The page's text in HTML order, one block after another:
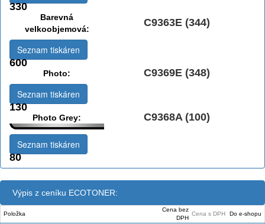
330
Barevná
velkoobjemová:
C9363E (344)
600
Seznam tiskáren
Photo: C9369E (348)
130
Seznam tiskáren
Photo Grey: C9368A (100)
80
Seznam tiskáren
Výpis z ceníku ECOTONER:
Položka
Cena bez
DPH
Cena s DPH Do e-shopu